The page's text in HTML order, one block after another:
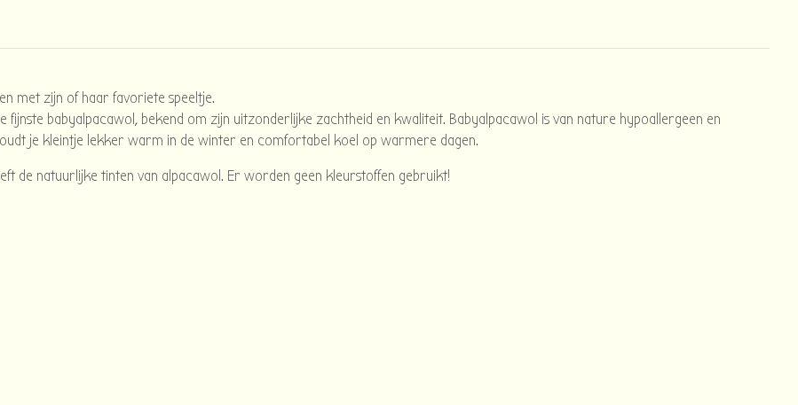
met zijn of haar favoriete speeltje.
fijnste babyalpacawol, bekend om zijn uitzonderlijke zachtheid en kwaliteit. Babyalpacawol is van nature hypoallergeen en
je kleintje lekker warm in de winter en comfortabel koel op warmere dagen.
de natuurlijke tinten van alpacawol. Er worden geen kleurstoffen gebruikt!